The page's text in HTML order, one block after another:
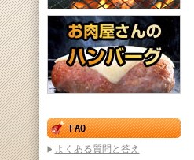
FAQ
よくある質問と答え